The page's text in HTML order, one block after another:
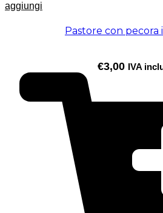
aggiungi
Pastore con pecora
€3,00 IVA